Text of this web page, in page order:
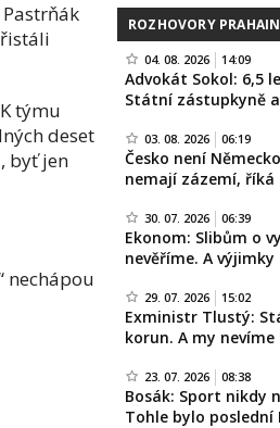
týmu
deset
byť jen
nechápou
ROZHOVORY
04. 08. 2026 14:09
Advokát Sokol: 6,5
Státní zástupkyně
03. 08. 2026 06:19
Česko není
nemají zázemí, říká
30. 07. 2026 06:39
Ekonom: Slibům o
nevěříme. A
29. 07. 2026 15:02
Exministr Tlustý:
korun. A my nevíme
23. 07. 2026 08:38
Bosák: Sport nikdy
Tohle bylo poslední